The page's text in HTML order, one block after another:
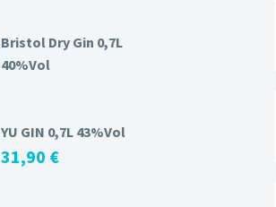
Bristol Dry Gin 0,7L
40%Vol
YU GIN 0,7L 43%Vol
31,90 €